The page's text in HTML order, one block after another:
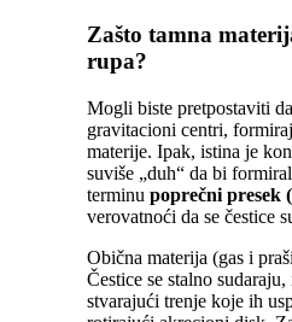
Zašto tamna
rupa?
Mogli biste pretpostaviti
gravitacioni centri,
materije. Ipak, istina je
suviše „duh“ da bi
terminu poprečni presek
verovatnoći da se čestice
Obična materija (gas i
Čestice se stalno
stvarajući trenje koje ih